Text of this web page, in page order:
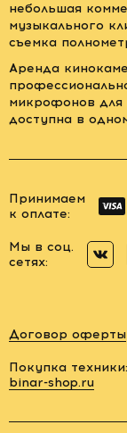
Заказать
небольшая
музыкального
съемка
Аренда
микрофонов для
доступна в
Принимаем
к оплате:
Мы в соц.
сетях:
Договор оферты
Покупка техники:
binar-shop.ru